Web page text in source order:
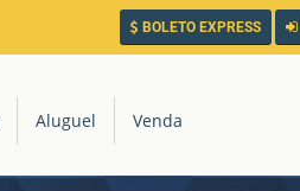
BOLETO EXPRESS
Aluguel Venda